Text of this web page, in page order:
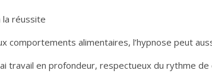
la réussite
comportements alimentaires, l’hypnose peut
travail en profondeur, respectueux du rythme de